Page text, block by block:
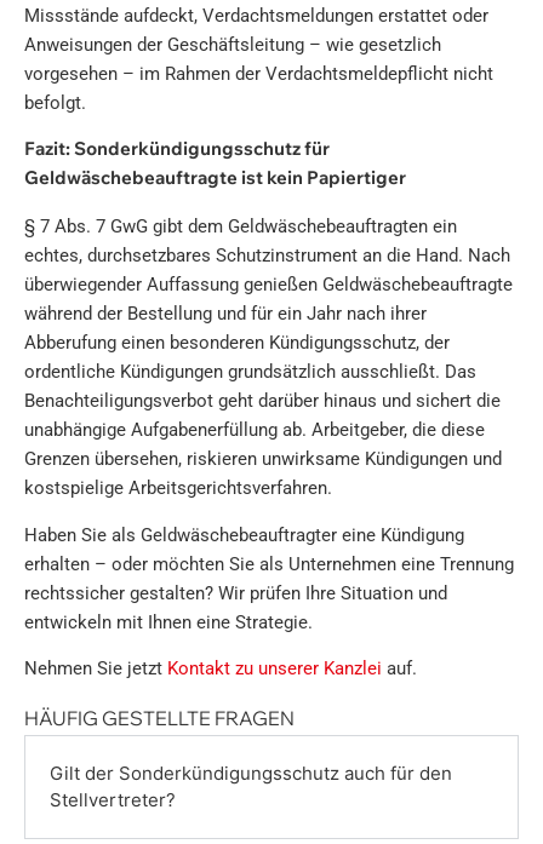
Missstände aufdeckt, Verdachtsmeldungen erstattet oder
Anweisungen der Geschäftsleitung – wie gesetzlich
vorgesehen – im Rahmen der Verdachtsmeldepflicht nicht
befolgt.
Fazit: Sonderkündigungsschutz für
Geldwäschebeauftragte ist kein Papiertiger
§ 7 Abs. 7 GwG gibt dem Geldwäschebeauftragten ein
echtes, durchsetzbares Schutzinstrument an die Hand. Nach
überwiegender Auffassung genießen Geldwäschebeauftragte
während der Bestellung und für ein Jahr nach ihrer
Abberufung einen besonderen Kündigungsschutz, der
ordentliche Kündigungen grundsätzlich ausschließt. Das
Benachteiligungsverbot geht darüber hinaus und sichert die
unabhängige Aufgabenerfüllung ab. Arbeitgeber, die diese
Grenzen übersehen, riskieren unwirksame Kündigungen und
kostspielige Arbeitsgerichtsverfahren.
Haben Sie als Geldwäschebeauftragter eine Kündigung
erhalten – oder möchten Sie als Unternehmen eine Trennung
rechtssicher gestalten? Wir prüfen Ihre Situation und
entwickeln mit Ihnen eine Strategie.
Nehmen Sie jetzt Kontakt zu unserer Kanzlei auf.
HÄUFIG GESTELLTE FRAGEN
Gilt der Sonderkündigungsschutz auch für den
Stellvertreter?